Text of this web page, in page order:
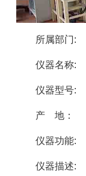
所属部门:
仪器名称:
仪器型号:
产 地：
仪器功能:
仪器描述: